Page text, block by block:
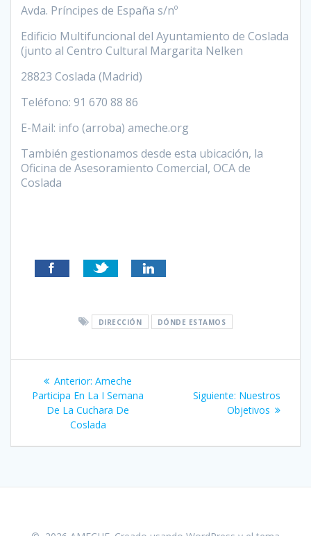
Avda. Príncipes de España s/nº
Edificio Multifuncional del Ayuntamiento de Coslada
(junto al Centro Cultural Margarita Nelken
28823 Coslada (Madrid)
Teléfono: 91 670 88 86
E-Mail: info (arroba) ameche.org
También gestionamos desde esta ubicación, la
Oficina de Asesoramiento Comercial, OCA de
Coslada
DIRECCIÓN DÓNDE ESTAMOS
Navegación
de
entradas
Anterior: Entrada
anterior:
Ameche
Participa En La I Semana
De La Cuchara De
Coslada
Siguiente: Siguiente
entrada:
Nuestros
Objetivos